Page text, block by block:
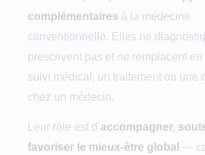
complémentaires à la médecine
conventionnelle. Elles ne
prescrivent pas et ne remplacent
suivi médical, un traitement ou une
chez un médecin.
Leur rôle est d’accompagner,
favoriser le mieux-être global —